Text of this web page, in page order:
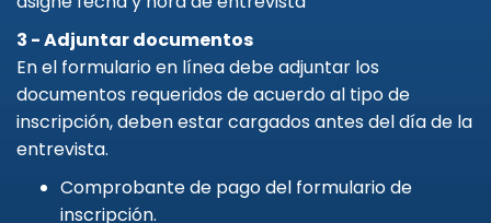
3 - Adjuntar documentos
En el formulario en línea debe adjuntar los
documentos requeridos de acuerdo al tipo de
inscripción, deben estar cargados antes del día de la
entrevista.
Comprobante de pago del formulario de
inscripción.